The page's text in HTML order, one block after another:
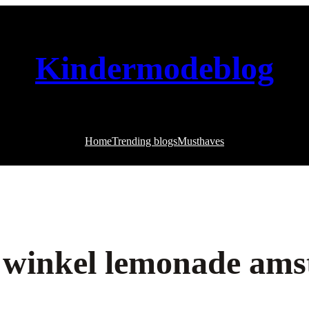
Kindermodeblog
HomeTrending blogsMusthaves
lemonade